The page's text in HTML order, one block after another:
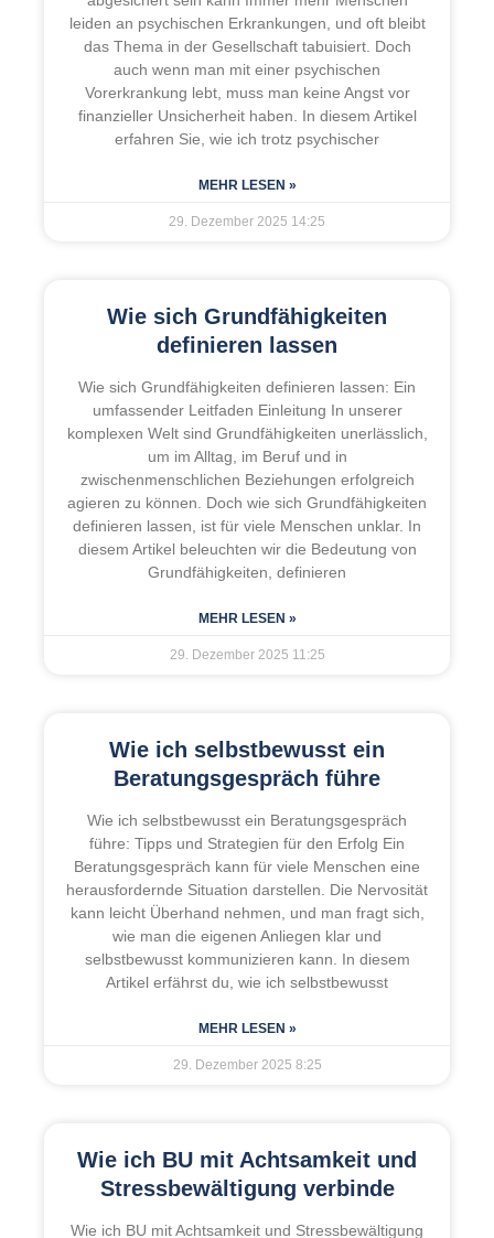
leiden an psychischen Erkrankungen, und oft bleibt
das Thema in der Gesellschaft tabuisiert. Doch
auch wenn man mit einer psychischen
Vorerkrankung lebt, muss man keine Angst vor
finanzieller Unsicherheit haben. In diesem Artikel
erfahren Sie, wie ich trotz psychischer
MEHR LESEN »
29. Dezember 2025 14:25
Wie sich Grundfähigkeiten
definieren lassen
Wie sich Grundfähigkeiten definieren lassen: Ein
umfassender Leitfaden Einleitung In unserer
komplexen Welt sind Grundfähigkeiten unerlässlich,
um im Alltag, im Beruf und in
zwischenmenschlichen Beziehungen erfolgreich
agieren zu können. Doch wie sich Grundfähigkeiten
definieren lassen, ist für viele Menschen unklar. In
diesem Artikel beleuchten wir die Bedeutung von
Grundfähigkeiten, definieren
MEHR LESEN »
29. Dezember 2025 11:25
Wie ich selbstbewusst ein
Beratungsgespräch führe
Wie ich selbstbewusst ein Beratungsgespräch
führe: Tipps und Strategien für den Erfolg Ein
Beratungsgespräch kann für viele Menschen eine
herausfordernde Situation darstellen. Die Nervosität
kann leicht Überhand nehmen, und man fragt sich,
wie man die eigenen Anliegen klar und
selbstbewusst kommunizieren kann. In diesem
Artikel erfährst du, wie ich selbstbewusst
MEHR LESEN »
29. Dezember 2025 8:25
Wie ich BU mit Achtsamkeit und
Stressbewältigung verbinde
Wie ich BU mit Achtsamkeit und Stressbewältigung